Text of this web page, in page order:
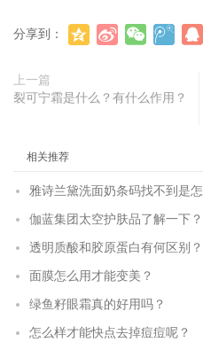
分享到：
上一篇
裂可宁霜是什么？有什么作用？
相关推荐
雅诗兰黛洗面奶条码找不到是
伽蓝集团太空护肤品了解一下？
透明质酸和胶原蛋白有何区别？
面膜怎么用才能变美？
绿鱼籽眼霜真的好用吗？
怎么样才能快点去掉痘痘呢？